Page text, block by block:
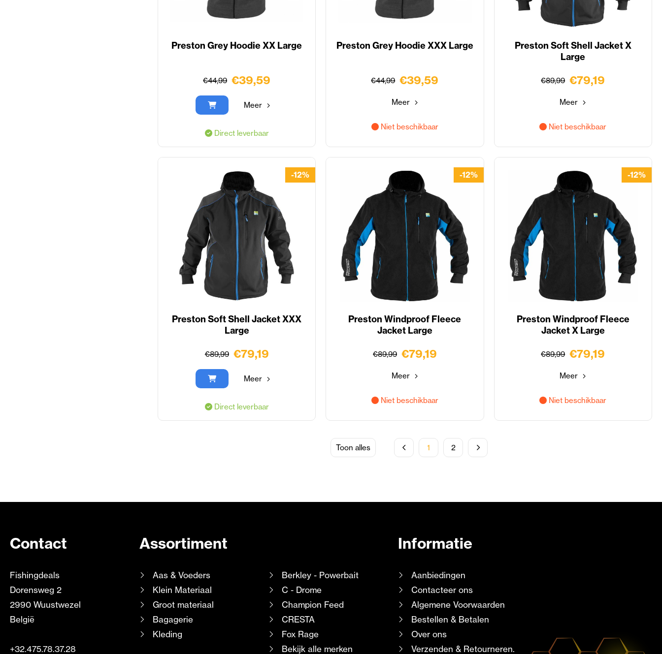
Preston Grey Hoodie XX Large
€44,99 €39,59
Meer
Direct leverbaar
Preston Grey Hoodie XXX Large
€44,99 €39,59
Meer
Niet beschikbaar
Preston Soft Shell Jacket X
Large
€89,99 €79,19
Meer
Niet beschikbaar
Preston Soft Shell Jacket XXX
Large
€89,99
-12%
€79,19
Meer
Direct leverbaar
Preston Windproof Fleece
Jacket Large
€89,99
-12%
€79,19
Meer
Niet beschikbaar
Preston Windproof Fleece
Jacket X Large
€89,99
-12%
€79,19
Meer
Niet beschikbaar
Toon alles 1 2
Contact
Fishingdeals
Dorensweg 2
2990 Wuustwezel
België
+32.475.78.37.28
Assortiment
Aas & Voeders
Klein Materiaal
Groot materiaal
Bagagerie
Kleding
Berkley - Powerbait
C - Drome
Champion Feed
CRESTA
Fox Rage
Bekijk alle merken
Informatie
Aanbiedingen
Contacteer ons
Algemene Voorwaarden
Bestellen & Betalen
Over ons
Verzenden & Retourneren.